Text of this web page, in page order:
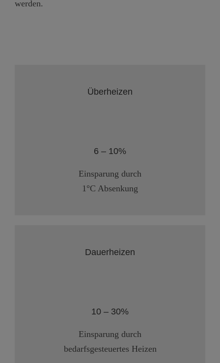
werden.
Überheizen
6 – 10%
Einsparung durch
1°C Absenkung
Dauerheizen
10 – 30%
Einsparung durch
bedarfsgesteuertes Heizen